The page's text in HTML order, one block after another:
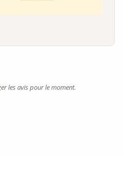
les avis pour le moment.